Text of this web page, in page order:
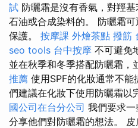
試 防曬霜是沒有香氣，對羥
石油或合成染料的。 防曬霜
保護。 按摩課 外燴茶點 撥筋
seo tools 台中按摩 不可避免
並在秋季和冬季搭配防曬霜，
推薦 使用SPF的化妝通常不
們建議在化妝下使用防曬霜以
國公司在台分公司 我們要求
分享他們對防曬霜的想法。